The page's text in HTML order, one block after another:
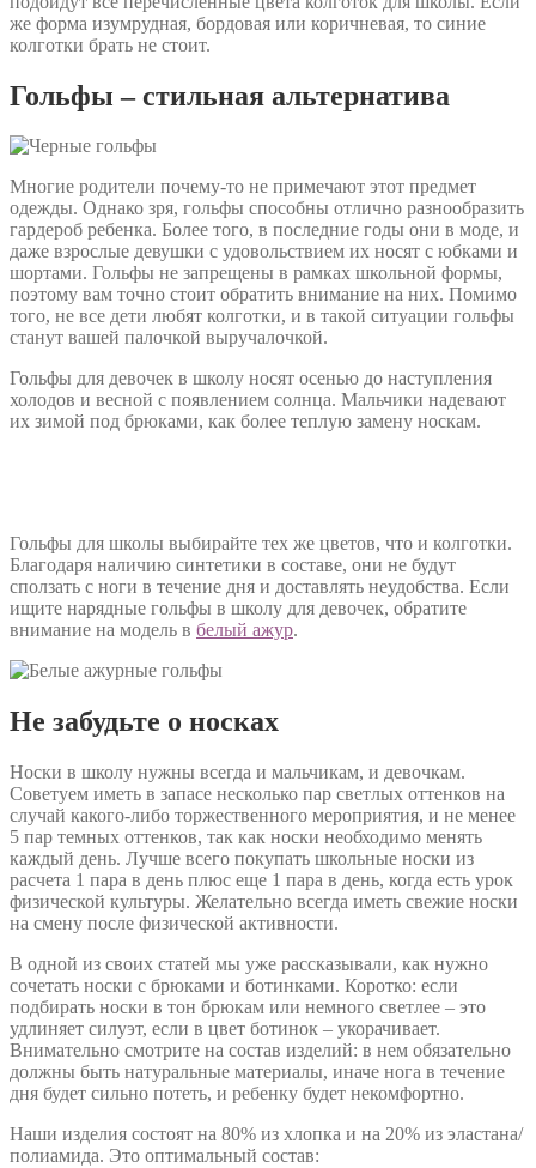
же форма изумрудная, бордовая или коричневая, то синие
колготки брать не стоит.
Гольфы – стильная альтернатива
Многие родители почему-то не примечают этот предмет
одежды. Однако зря, гольфы способны отлично разнообразить
гардероб ребенка. Более того, в последние годы они в моде, и
даже взрослые девушки с удовольствием их носят с юбками и
шортами. Гольфы не запрещены в рамках школьной формы,
поэтому вам точно стоит обратить внимание на них. Помимо
того, не все дети любят колготки, и в такой ситуации гольфы
станут вашей палочкой выручалочкой.
Гольфы для девочек в школу носят осенью до наступления
холодов и весной с появлением солнца. Мальчики надевают
их зимой под брюками, как более теплую замену носкам.
Гольфы для школы выбирайте тех же цветов, что и колготки.
Благодаря наличию синтетики в составе, они не будут
сползать с ноги в течение дня и доставлять неудобства. Если
ищите нарядные гольфы в школу для девочек, обратите
внимание на модель в белый ажур.
Не забудьте о носках
Носки в школу нужны всегда и мальчикам, и девочкам.
Советуем иметь в запасе несколько пар светлых оттенков на
случай какого-либо торжественного мероприятия, и не менее
5 пар темных оттенков, так как носки необходимо менять
каждый день. Лучше всего покупать школьные носки из
расчета 1 пара в день плюс еще 1 пара в день, когда есть урок
физической культуры. Желательно всегда иметь свежие носки
на смену после физической активности.
В одной из своих статей мы уже рассказывали, как нужно
сочетать носки с брюками и ботинками. Коротко: если
подбирать носки в тон брюкам или немного светлее – это
удлиняет силуэт, если в цвет ботинок – укорачивает.
Внимательно смотрите на состав изделий: в нем обязательно
должны быть натуральные материалы, иначе нога в течение
дня будет сильно потеть, и ребенку будет некомфортно.
Наши изделия состоят на 80% из хлопка и на 20% из эластана/
полиамида. Это оптимальный состав: